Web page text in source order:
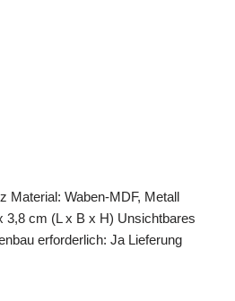
Material: Waben-MDF, Metall
3,8 cm (L x B x H) Unsichtbares
erforderlich: Ja Lieferung